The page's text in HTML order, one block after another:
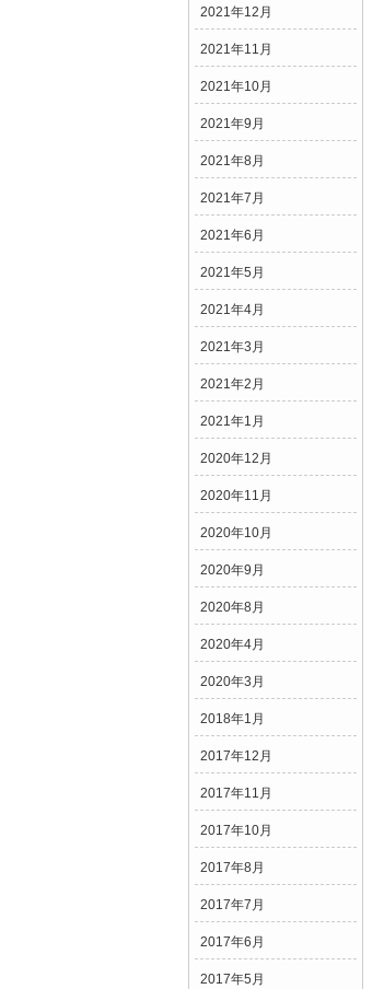
2021年12月
2021年11月
2021年10月
2021年9月
2021年8月
2021年7月
2021年6月
2021年5月
2021年4月
2021年3月
2021年2月
2021年1月
2020年12月
2020年11月
2020年10月
2020年9月
2020年8月
2020年4月
2020年3月
2018年1月
2017年12月
2017年11月
2017年10月
2017年8月
2017年7月
2017年6月
2017年5月